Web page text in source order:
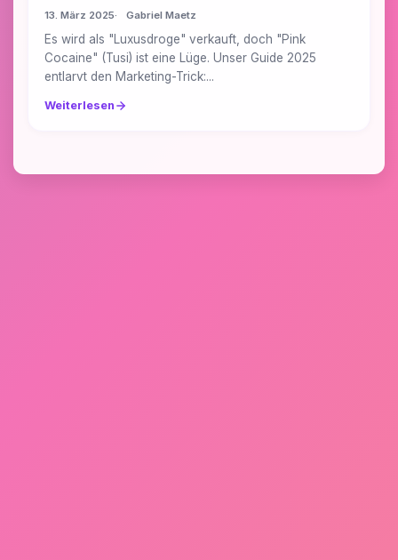
13. März 2025 Gabriel Maetz
Es wird als "Luxusdroge" verkauft, doch "Pink
Cocaine" (Tusi) ist eine Lüge. Unser Guide 2025
entlarvt den Marketing-Trick:...
Weiterlesen